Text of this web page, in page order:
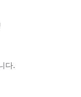
다.